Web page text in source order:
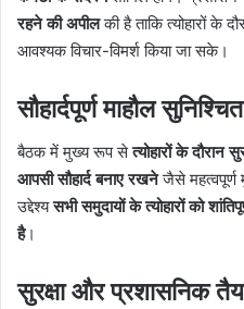
रहने की अपीलकी है ताकि त्योहारों के
आवश्यक विचार-विमर्श किया जा सके।
सौहार्दपूर्ण माहौल
बैठक में मुख्य रूप सेत्योहारों के दौरान
आपसी सौहार्द बनाए रखनेजैसे महत्वपूर्ण
उद्देश्यसभी समुदायों के त्योहारों को
है।
सुरक्षा और प्रशासनिक